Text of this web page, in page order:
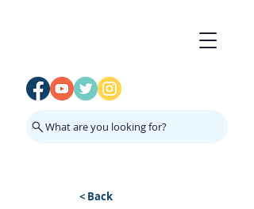
What are you looking for?
< Back